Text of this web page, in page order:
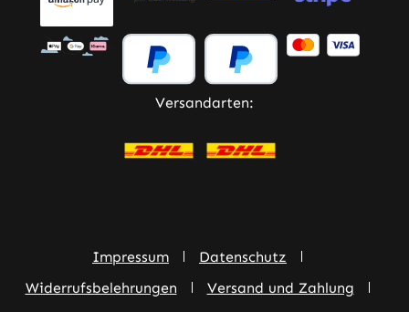
Versandarten:
Impressum
Datenschutz
Widerrufsbelehrungen
Versand und Zahlung